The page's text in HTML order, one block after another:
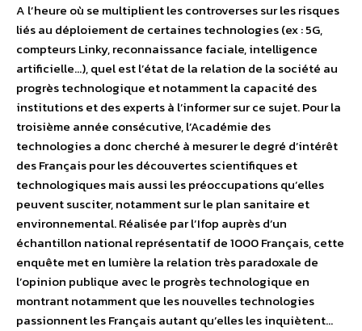
A l’heure où se multiplient les controverses sur les risques
liés au déploiement de certaines technologies (ex : 5G,
compteurs Linky, reconnaissance faciale, intelligence
artificielle…), quel est l’état de la relation de la société au
progrès technologique et notamment la capacité des
institutions et des experts à l’informer sur ce sujet. Pour la
troisième année consécutive, l’Académie des
technologies a donc cherché à mesurer le degré d’intérêt
des Français pour les découvertes scientifiques et
technologiques mais aussi les préoccupations qu’elles
peuvent susciter, notamment sur le plan sanitaire et
environnemental. Réalisée par l’Ifop auprès d’un
échantillon national représentatif de 1000 Français, cette
enquête met en lumière la relation très paradoxale de
l’opinion publique avec le progrès technologique en
montrant notamment que les nouvelles technologies
passionnent les Français autant qu’elles les inquiètent…